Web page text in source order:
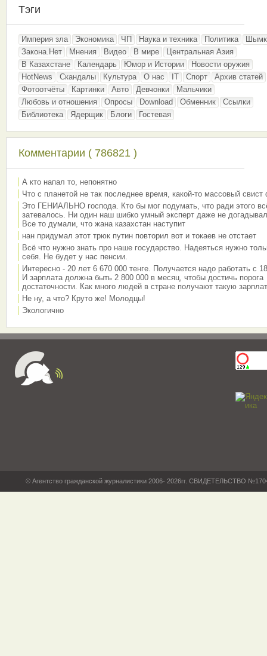
Тэги
Империя зла Экономика ЧП Наука и техника Политика
Закона.Нет
Мнения Видео В мире
Центральная Азия
В Казахстане
Календарь Юмор и Истории
Новости оружия
HotNews
Скандалы Культура О нас IT Спорт
Архив статей
Фотоотчёты
Картинки Авто Девчонки
Мальчики
Любовь и отношения
Опросы Download Обменник
Ссылки
Библиотека
Ядерщик Блоги Гостевая
Комментарии ( 786821 )
А кто напал то, непонятно
Что с планетой не так последнее время, какой-то массовый свист
Это ГЕНИАЛЬНО господа. Кто бы мог подумать, что ради этого
затевалось. Ни один наш шибко умный эксперт даже не
Все то думали, что жана казахстан наступит
нан придумал этот трюк путин повторил вот и токаев не отстает
Всё что нужно знать про наше государство. Надеяться нужно
себя. Не будет у нас пенсии.
Интересно - 20 лет 6 670 000 тенге. Получается надо работать с
И зарплата должна быть 2 800 000 в месяц, чтобы достичь порога
достаточности. Как много людей в стране получают такую
Не ну, а что? Круто же! Молодцы!
Экологично
© Агентство гражданской журналистики 2006- 2026гг. СВИДЕТЕЛЬСТВО